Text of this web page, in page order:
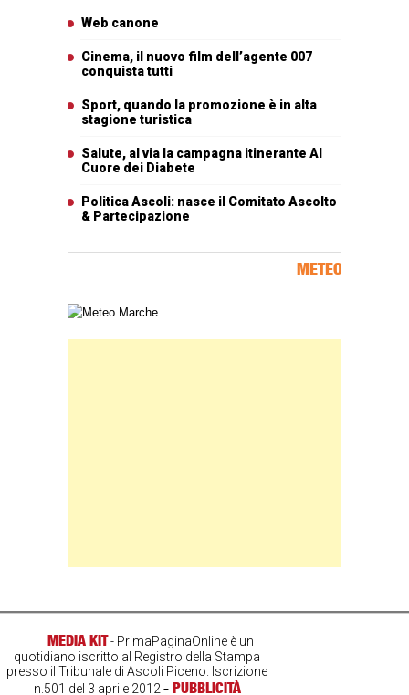
Web canone
Cinema, il nuovo film dell’agente 007
conquista tutti
Sport, quando la promozione è in alta
stagione turistica
Salute, al via la campagna itinerante Al
Cuore dei Diabete
Politica Ascoli: nasce il Comitato Ascolto
& Partecipazione
METEO
Carta meteorologica delle Marche
MEDIA KIT- PrimaPaginaOnline è un
quotidiano iscritto al Registro della Stampa
presso il Tribunale di Ascoli Piceno. Iscrizione
n.501 del 3 aprile 2012- PUBBLICITÀ